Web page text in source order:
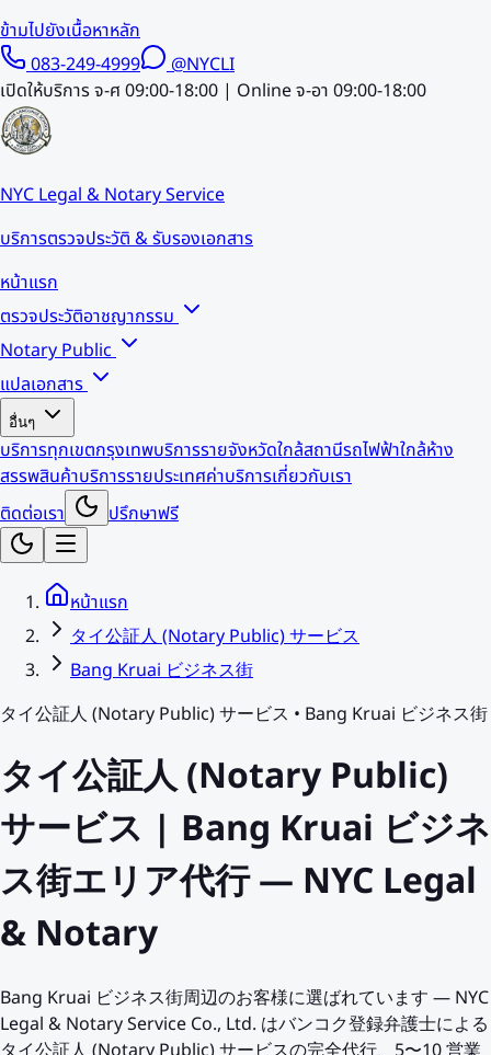
ข้ามไปยังเนื้อหาหลัก
083-249-4999
@NYCLI
เปิดให้บริการ จ-ศ 09:00-18:00 | Online จ-อา 09:00-18:00
NYC Legal & Notary Service
บริการตรวจประวัติ & รับรองเอกสาร
หน้าแรก
ตรวจประวัติอาชญากรรม
Notary Public
แปลเอกสาร
อื่นๆ
บริการทุกเขตกรุงเทพบริการรายจังหวัดใกล้สถานีรถไฟฟ้าใกล้ห้าง
สรรพสินค้าบริการรายประเทศค่าบริการเกี่ยวกับเรา
ติดต่อเรา
ปรึกษาฟรี
หน้าแรก
タイ公証人 (Notary Public) サービス
Bang Kruai ビジネス街
タイ公証人 (Notary Public) サービス • Bang Kruai ビジネス街
タイ公証人 (Notary Public)
サービス | Bang Kruai ビジネ
ス街エリア代行 — NYC Legal
& Notary
Bang Kruai ビジネス街周辺のお客様に選ばれています — NYC
Legal & Notary Service Co., Ltd. はバンコク登録弁護士による